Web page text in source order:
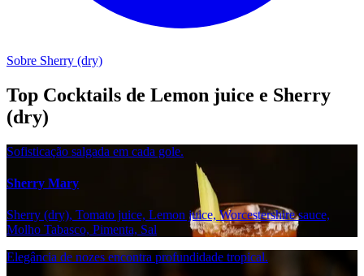
Sobre Sherry (dry)
Top Cocktails de Lemon juice e Sherry
(dry)
Sofisticação salgada em cada gole.
Sherry Mary
Sherry (dry), Tomato juice, Lemon juice, Worcestershire sauce,
Molho Tabasco, Pimenta, Sal
Elegância de nozes encontra profundidade tropical.